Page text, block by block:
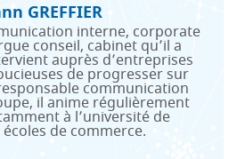
GREFFIER
interne, corporate
conseil, cabinet qu’il a
auprès d’entreprises
de progresser sur
communication
il anime régulièrement
à l’université de
de commerce.